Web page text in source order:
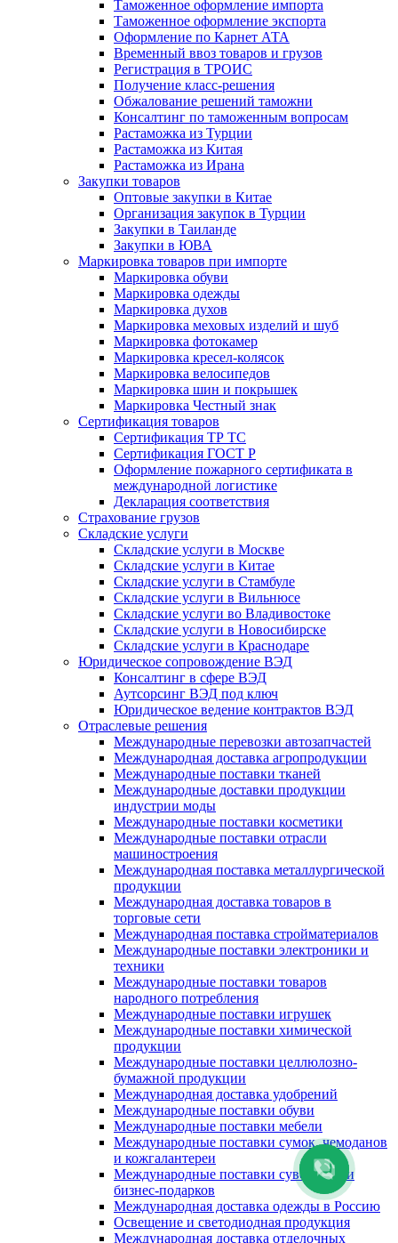
Таможенное оформление импорта
Таможенное оформление экспорта
Оформление по Карнет АТА
Временный ввоз товаров и грузов
Регистрация в ТРОИС
Получение класс-решения
Обжалование решений таможни
Консалтинг по таможенным вопросам
Растаможка из Турции
Растаможка из Китая
Растаможка из Ирана
Закупки товаров
Оптовые закупки в Китае
Организация закупок в Турции
Закупки в Таиланде
Закупки в ЮВА
Маркировка товаров при импорте
Маркировка обуви
Маркировка одежды
Маркировка духов
Маркировка меховых изделий и шуб
Маркировка фотокамер
Маркировка кресел-колясок
Маркировка велосипедов
Маркировка шин и покрышек
Маркировка Честный знак
Сертификация товаров
Сертификация ТР ТС
Сертификация ГОСТ Р
Оформление пожарного сертификата в
международной логистике
Декларация соответствия
Страхование грузов
Складские услуги
Складские услуги в Москве
Складские услуги в Китае
Складские услуги в Стамбуле
Складские услуги в Вильнюсе
Складские услуги во Владивостоке
Складские услуги в Новосибирске
Складские услуги в Краснодаре
Юридическое сопровождение ВЭД
Консалтинг в сфере ВЭД
Аутсорсинг ВЭД под ключ
Юридическое ведение контрактов ВЭД
Отраслевые решения
Международные перевозки автозапчастей
Международная доставка агропродукции
Международные поставки тканей
Международные доставки продукции
индустрии моды
Международные поставки косметики
Международные поставки отрасли
машиностроения
Международная поставка металлургической
продукции
Международная доставка товаров в
торговые сети
Международная поставка стройматериалов
Международные поставки электроники и
техники
Международные поставки товаров
народного потребления
Международные поставки игрушек
Международные поставки химической
продукции
Международные поставки целлюлозно-
бумажной продукции
Международная доставка удобрений
Международные поставки обуви
Международные поставки мебели
Международные поставки сумок, чемоданов
и кожгалантереи
Международные поставки сувениров и
бизнес-подарков
Международная доставка одежды в Россию
Освещение и светодиодная продукция
Международная доставка отделочных